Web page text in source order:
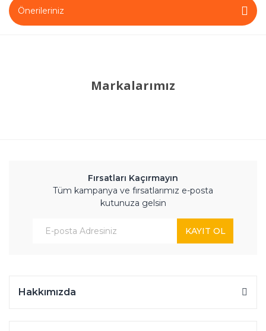
Önerileriniz
Markalarımız
Fırsatları Kaçırmayın
Tüm kampanya ve fırsatlarımız e-posta
kutunuza gelsin
KAYIT OL
Hakkımızda